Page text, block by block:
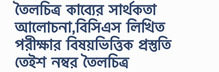
তৈলচিত্র কাব্যের সার্থকতা
আলোচনা,বিসিএস লিখিত
পরীক্ষার বিষয়ভিত্তিক প্রস্তুতি
তেইশ নম্বর তৈলচিত্র